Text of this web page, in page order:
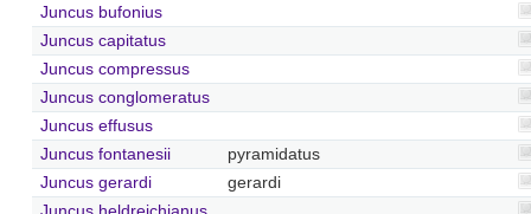
Juncus bufonius
Juncus capitatus
Juncus compressus
Juncus conglomeratus
Juncus effusus
Juncus fontanesii
pyramidatus
Juncus gerardi
gerardi